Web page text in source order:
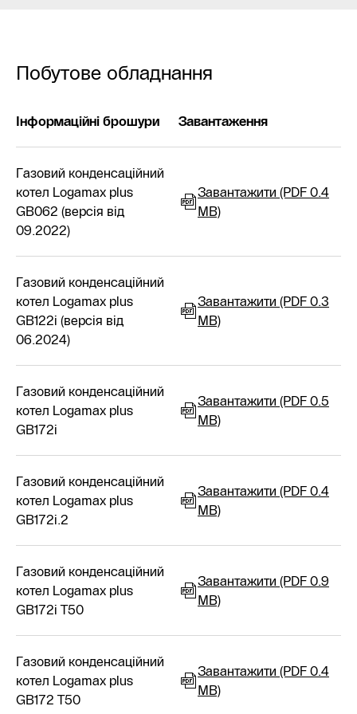
Побутове обладнання
Інформаційні брошури Завантаження
Газовий конденсаційний
котел Logamax plus
GB062 (версія від
09.2022)
Завантажити (PDF 0.4
MB)
Газовий конденсаційний
котел Logamax plus
GB122i (версія від
06.2024)
Завантажити (PDF 0.3
MB)
Газовий конденсаційний
котел Logamax plus
GB172i
Завантажити (PDF 0.5
MB)
Газовий конденсаційний
котел Logamax plus
GB172i.2
Завантажити (PDF 0.4
MB)
Газовий конденсаційний
котел Logamax plus
GB172i T50
Завантажити (PDF 0.9
MB)
Газовий конденсаційний
котел Logamax plus
GB172 T50
Завантажити (PDF 0.4
MB)